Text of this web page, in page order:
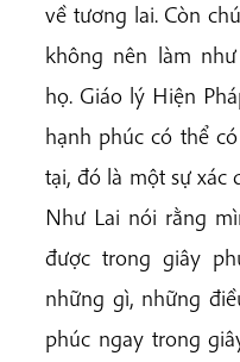
về tương lai. Còn
không nên làm
họ. Giáo lý Hiện
hạnh phúc có thể
tại, đó là một sự xác
Như Lai nói rằng
được trong giây
những gì, những
phúc ngay trong